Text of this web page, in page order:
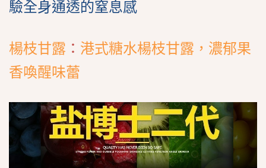
驗全身通透的窒息感
楊枝甘露 ： 港式糖水楊枝甘露，濃郁果
香喚醒味蕾